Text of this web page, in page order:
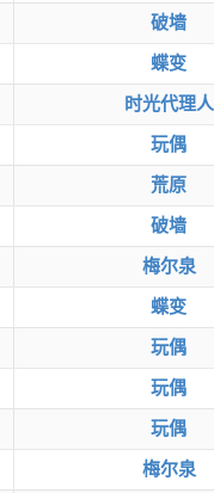
破墙
蝶变
时光代理人
玩偶
荒原
破墙
梅尔泉
蝶变
玩偶
玩偶
玩偶
梅尔泉